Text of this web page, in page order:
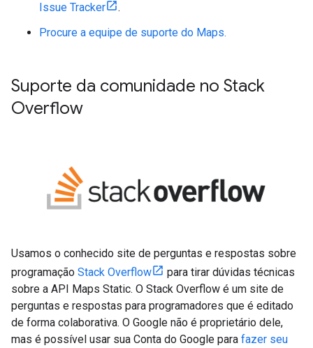
Issue Tracker
.
Procure a equipe de suporte do Maps.
Suporte da comunidade no Stack
Overflow
Usamos o conhecido site de perguntas e respostas sobre
programação Stack Overflow
para tirar dúvidas técnicas
sobre a API Maps Static. O Stack Overflow é um site de
perguntas e respostas para programadores que é editado
de forma colaborativa. O Google não é proprietário dele,
mas é possível usar sua Conta do Google para fazer seu